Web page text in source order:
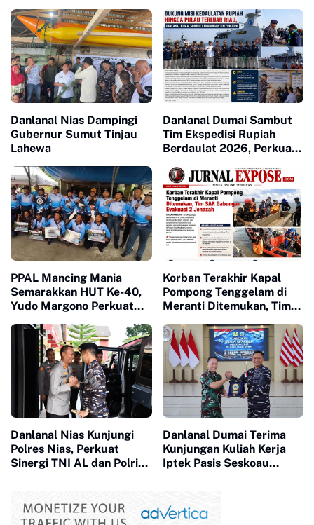
Danlanal Nias Dampingi
Gubernur Sumut Tinjau
Lahewa
Danlanal Dumai Sambut
Tim Ekspedisi Rupiah
Berdaulat 2026, Perkuat
Pulau Terluar Riau
PPAL Mancing Mania
Semarakkan HUT Ke-40,
Yudo Margono Perkuat
Purnawirawan TNI AL
Korban Terakhir Kapal
Pompong Tenggelam di
Meranti Ditemukan, Tim
Jenazah
Danlanal Nias Kunjungi
Polres Nias, Perkuat
Sinergi TNI AL dan Polri
Danlanal Dumai Terima
Kunjungan Kuliah Kerja
Iptek Pasis Seskoau